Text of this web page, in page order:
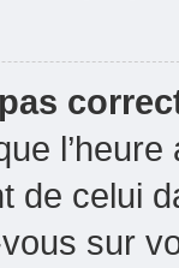
de celui
sur